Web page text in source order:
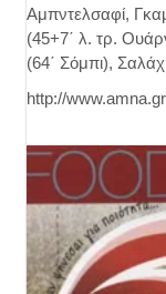
Αμπντελσαφί,
(45+7΄ λ. τρ.
(64΄ Σόμπι), Σαλάχ
http://www.amna.gr